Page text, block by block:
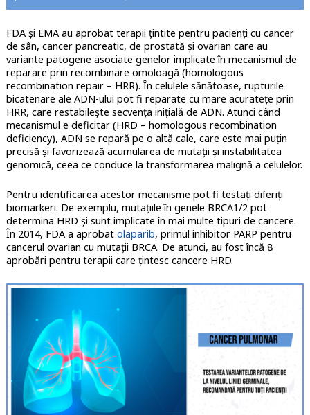
FDA și EMA au aprobat terapii țintite pentru pacienți cu cancer
de sân, cancer pancreatic, de prostată și ovarian care au
variante patogene asociate genelor implicate în mecanismul de
reparare prin recombinare omoloagă (homologous
recombination repair – HRR). În celulele sănătoase, rupturile
bicatenare ale ADN-ului pot fi reparate cu mare acuratețe prin
HRR, care restabilește secvența inițială de ADN. Atunci când
mecanismul e deficitar (HRD – homologous recombination
deficiency), ADN se repară pe o altă cale, care este mai puțin
precisă și favorizează acumularea de mutații și instabilitatea
genomică, ceea ce conduce la transformarea malignă a celulelor.
Pentru identificarea acestor mecanisme pot fi testați diferiți
biomarkeri. De exemplu, mutațiile în genele BRCA1/2 pot
determina HRD și sunt implicate în mai multe tipuri de cancere.
În 2014, FDA a aprobat olaparib, primul inhibitor PARP pentru
cancerul ovarian cu mutații BRCA. De atunci, au fost încă 8
aprobări pentru terapii care țintesc cancere HRD.